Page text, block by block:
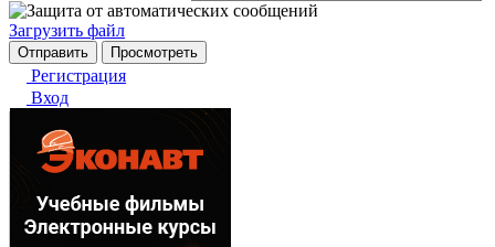
Загрузить файл
Регистрация
Вход